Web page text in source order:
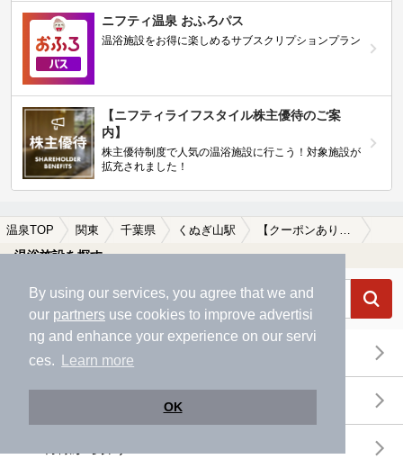
By using our services, you agree that we and
our partners use cookies to improve advertisi
ng and enhance your experience on our servi
ces.
Learn more
OK
ニフティ温泉 おふろパス
温浴施設をお得に楽しめるサブスクリプションプラン
【ニフティライフスタイル株主優待のご案
内】
株主優待制度で人気の温浴施設に行こう！対象施設が
拡充されました！
温泉TOP 関東 千葉県 くぬぎ山駅 【クーポンあり】マッサージ、エステがあるくぬぎ山駅近くの温泉、日帰り温泉、スーパー銭湯おすすめ
温浴施設を探す
エリアから探す